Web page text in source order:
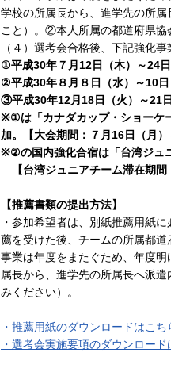
学校の所属長から、進学先の所
こと）。②本人所属の都道府県協
（４）選考会合格後、下記強化
①平成30年７月12日（木）～24
②平成30年８月８日（水）～10
③平成30年12月18日（火）～21
※①は「カナダカップ・ショーケ
加。【大会期間：７月16日（月）
※②の国内強化合宿は「台湾ジュ
【台湾ジュニアチーム滞在期間
【推薦書類の提出方法】
・参加希望者は、別紙推薦用紙
薦を受けた後、チームの所属都道
事業は年度をまたぐため、年度
属長から、進学先の所属長へ派
みください）。
・推薦用紙のダウンロードはこち
・選考会実施要項のダウンロード